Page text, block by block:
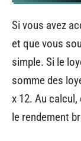
Si vous avez
et que vous
simple. Si le
somme des
x 12. Au
le rendement